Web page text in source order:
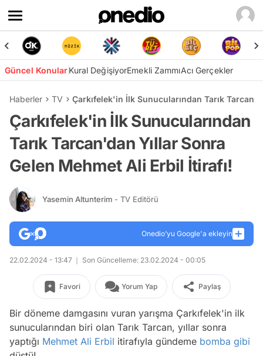
Güncel KonularKural DeğişiyorEmekli ZammıAcı Gerçekler
Haberler TV Çarkıfelek'in İlk Sunucularından Tarık
Çarkıfelek'in İlk Sunucularından
Tarık Tarcan'dan Yıllar Sonra
Gelen Mehmet Ali Erbil İtirafı!
Yasemin Altunterim - TV Editörü
Onedio’yu Google'a ekleyin
22.02.2024 - 13:47 Son Güncelleme: 23.02.2024 - 00:05
Favori Yorum Yap Paylaş
Bir döneme damgasını vuran yarışma Çarkıfelek'in ilk
sunucularından biri olan Tarık Tarcan, yıllar sonra
yaptığı Mehmet Ali Erbil itirafıyla gündeme bomba gibi